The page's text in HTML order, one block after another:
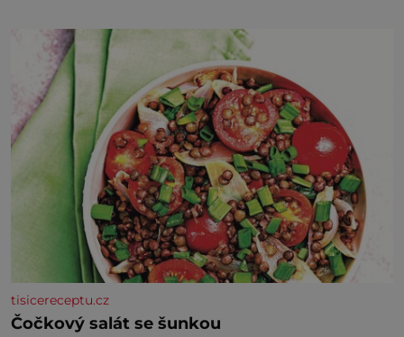
tisicereceptu.cz
Čočkový salát se šunkou